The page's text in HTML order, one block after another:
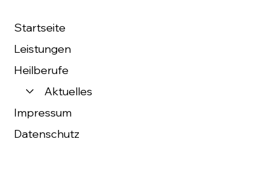
Startseite
Leistungen
Heilberufe
Aktuelles
Impressum
Datenschutz